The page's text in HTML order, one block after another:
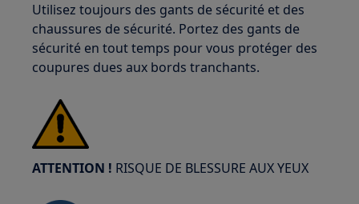
Utilisez toujours des gants de sécurité et des
chaussures de sécurité. Portez des gants de
sécurité en tout temps pour vous protéger des
coupures dues aux bords tranchants.
ATTENTION ! RISQUE DE BLESSURE AUX YEUX